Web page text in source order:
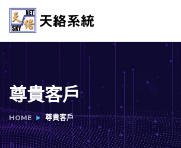
尊貴客戶
HOME 尊貴客戶